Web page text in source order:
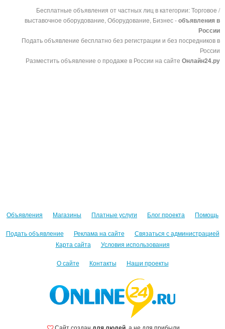
Бесплатные объявления от частных лиц в категории: Торговое /
выставочное оборудование, Оборудование, Бизнес -объявления в
России
Подать объявление бесплатно без регистрации и без посредников в
России
Разместить объявление о продаже в России на сайте Онлайн24.ру
Объявления Магазины Платные услуги Блог проекта Помощь
Подать объявление Реклама на сайте
Связаться с администрацией
Карта сайта
Условия использования
О сайте Контакты Наши проекты
Сайт создан , а не для прибыли